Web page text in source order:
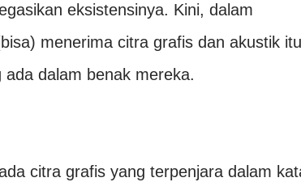
eksistensinya. Kini, dalam
menerima citra grafis dan akustik itu
ada dalam benak mereka.
citra grafis yang terpenjara dalam